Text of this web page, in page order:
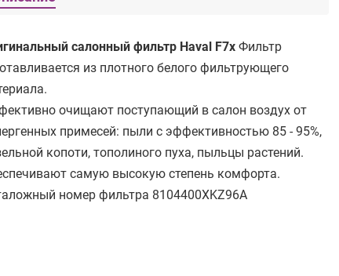
салонный фильтр Haval F7x Фильтр
из плотного белого фильтрующего
очищают поступающий в салон воздух от
примесей: пыли с эффективностью 85 - 95%,
копоти, тополиного пуха, пыльцы растений.
самую высокую степень комфорта.
номер фильтра 8104400XKZ96A